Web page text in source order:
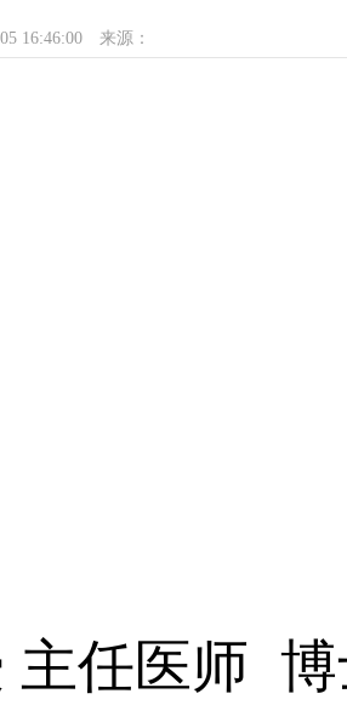
16:46:00 来源：
主任医师